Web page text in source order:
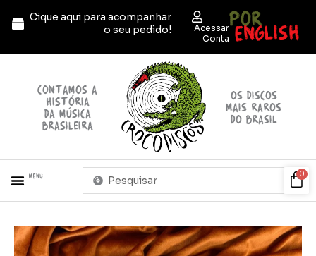
para
conteúdo
Cique aqui para acompanhar
o seu pedido!
Acessar
Conta
POR
ENGLISH
contamos a
história
da música
brasileira
OS discos
mais raros
do brasil
Menu
Pesquisar
0